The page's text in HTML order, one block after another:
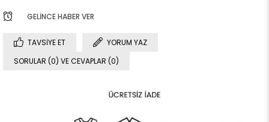
GELINCE HABER VER
TAVSIYE ET
YORUM YAZ
SORULAR (0) VE CEVAPLAR (0)